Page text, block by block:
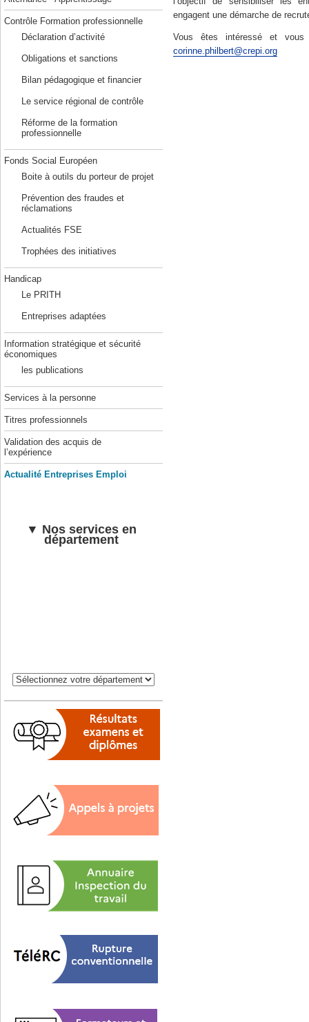
Contrôle Formation professionnelle
Déclaration d’activité
Obligations et sanctions
Bilan pédagogique et financier
Le service régional de contrôle
Réforme de la formation
professionnelle
Fonds Social Européen
Boite à outils du porteur de projet
Prévention des fraudes et
réclamations
Actualités FSE
Trophées des initiatives
Handicap
Le PRITH
Entreprises adaptées
Information stratégique et sécurité
économiques
les publications
Services à la personne
Titres professionnels
Validation des acquis de
l’expérience
Actualité Entreprises Emploi
▼ Nos services en
département
engagent une démarche de
Vous êtes intéressé et
corinne.philbert@crepi.org